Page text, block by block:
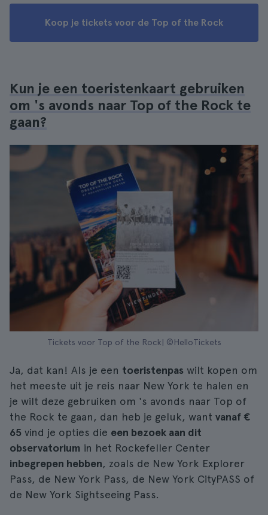
Koop je tickets voor de Top of the Rock
Kun je een toeristenkaart gebruiken
om 's avonds naar Top of the Rock te
gaan?
Tickets voor Top of the Rock| ©HelloTickets
Ja, dat kan! Als je een toeristenpas wilt kopen om
het meeste uit je reis naar New York te halen en
je wilt deze gebruiken om 's avonds naar Top of
the Rock te gaan, dan heb je geluk, want vanaf €
65 vind je opties die een bezoek aan dit
observatorium in het Rockefeller Center
inbegrepen hebben, zoals de New York Explorer
Pass, de New York Pass, de New York CityPASS of
de New York Sightseeing Pass.